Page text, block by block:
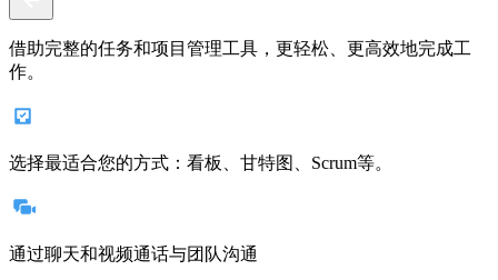
借助完整的任务和项目管理工具，更轻松、更高效地完成工
作。
选择最适合您的方式：看板、甘特图、Scrum等。
通过聊天和视频通话与团队沟通